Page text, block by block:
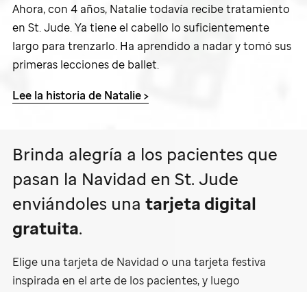
Ahora, con 4 años, Natalie todavía recibe tratamiento
en St. Jude. Ya tiene el cabello lo suficientemente
largo para trenzarlo. Ha aprendido a nadar y tomó sus
primeras lecciones de ballet.
Lee la historia de Natalie >
Brinda alegría a los pacientes que
pasan la Navidad en St. Jude
enviándoles una tarjeta digital
gratuita.
Elige una tarjeta de Navidad o una tarjeta festiva
inspirada en el arte de los pacientes, y luego